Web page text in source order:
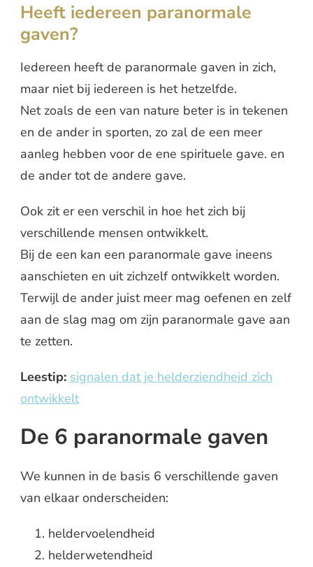
Heeft iedereen paranormale
gaven?
Iedereen heeft de paranormale gaven in zich,
maar niet bij iedereen is het hetzelfde.
Net zoals de een van nature beter is in tekenen
en de ander in sporten, zo zal de een meer
aanleg hebben voor de ene spirituele gave. en
de ander tot de andere gave.
Ook zit er een verschil in hoe het zich bij
verschillende mensen ontwikkelt.
Bij de een kan een paranormale gave ineens
aanschieten en uit zichzelf ontwikkelt worden.
Terwijl de ander juist meer mag oefenen en zelf
aan de slag mag om zijn paranormale gave aan
te zetten.
Leestip: signalen dat je helderziendheid zich
ontwikkelt
De 6 paranormale gaven
We kunnen in de basis 6 verschillende gaven
van elkaar onderscheiden:
heldervoelendheid
helderwetendheid